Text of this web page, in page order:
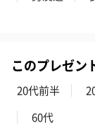
このプレゼン
20代前半
60代